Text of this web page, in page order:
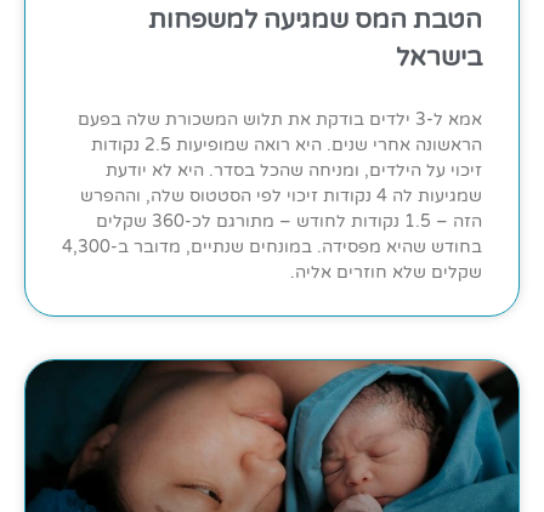
הטבת המס שמגיעה למשפחות
בישראל
אמא ל-3 ילדים בודקת את תלוש המשכורת שלה בפעם
הראשונה אחרי שנים. היא רואה שמופיעות 2.5 נקודות
זיכוי על הילדים, ומניחה שהכל בסדר. היא לא יודעת
שמגיעות לה 4 נקודות זיכוי לפי הסטטוס שלה, וההפרש
הזה – 1.5 נקודות לחודש – מתורגם לכ-360 שקלים
בחודש שהיא מפסידה. במונחים שנתיים, מדובר ב-4,300
שקלים שלא חוזרים אליה.